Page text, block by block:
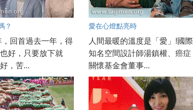
？
回首過去一年，得
好，只要放下就
，苦...
愛在心燈點亮時
人間最暖的溫度是「愛」!國際
知名空間設計師湯鎮權、癌症
關懷基金會董事...